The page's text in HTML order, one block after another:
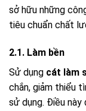
sở hữu những
tiêu chuẩn chất
2.1. Làm bền
Sử dụng cát làm
chắn, giảm thiểu
sử dụng. Điều